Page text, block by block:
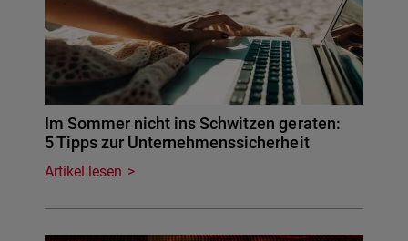
Im Sommer nicht ins Schwitzen geraten:
5 Tipps zur Unternehmenssicherheit
Artikel lesen